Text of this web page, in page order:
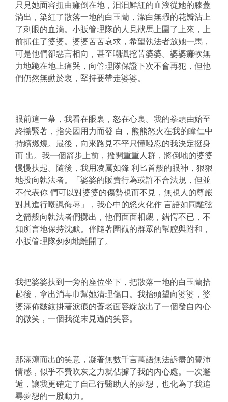
只見她面容扭曲癱倒在地，汩汩鮮紅的血液從她的膝蓋
淌出，染紅了散落一地的白玉蘭，潔白無瑕的花瓣沾上
了刺眼的血滴。小販管理隊的人見狀馬上圍了上來，上
前抓住了婆婆。婆婆苦苦哀求，希望執法者放她一馬，
可是他們卻惡言相向，甚至嘲諷挖苦婆婆。婆婆癱軟無
力地跪在地上痛哭，向管理隊保證下次不會再犯，但他
們仍然無動於衷，堅持要帶走婆婆。
眼前這一幕，我看在眼裏，怒在心裏。我的拳頭由始至
終攥緊著，指尖因用力而發 白，熊熊怒火在我的瞳仁中
持續燃燒。最後，向來路見不平只懂啞忍的我決定挺身
而 出。我一個箭步上前，撥開重重人群，將倒地的婆婆
慢慢扶起。隨後，我用凌厲如鋒 利匕首般的眼神，狠狠
地投向執法者。「婆婆的販賣行為或許不合法規，但並
不代表你 們可以對婆婆的傷勢視而不見，無視人的尊嚴
對其進行嘲諷侮辱」，我心中的怒火化作 言語如同離弦
之箭般向執法者們擲出，他們面面相覷，錯愕不已，不
知所言地保持沈默。伴隨著圍觀的群眾的幫腔與附和，
小販管理隊匆匆地離開了。
我把婆婆扶到一旁的座位坐下，把散落一地的白玉蘭拾
起後，拿出消毒巾幫她清理傷口。我抬頭望向婆婆，婆
婆滿佈皺紋掛著淚痕的蒼老面容綻放出了一個發自內心
的微笑，一個我從未見過的笑容。
那滿瀉而出的笑意，凝著無數千言萬語無法訴盡的豐沛
情感，似乎不費吹灰之力就佔據了我的內心處。一次邂
逅，讓我更確定了自己行醫助人的夢想，也化為了我追
尋夢想的一股動力。